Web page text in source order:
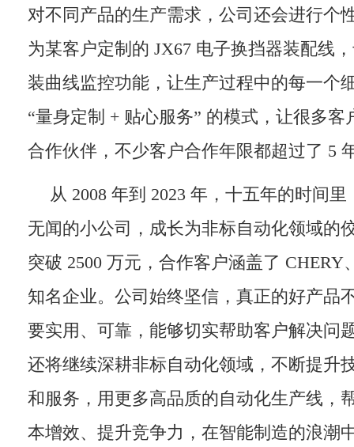
对不同产品的生产需求，公司还会进行个
为某客户定制的 JX67 电子换挡器装配线
装曲线监控功能，让生产过程中的每一个
“量身定制 + 贴心服务” 的模式，让很多客
合作伙伴，不少客户合作年限都超过了 5
从 2008 年到 2023 年，十五年的时间
无闻的小公司，成长为非标自动化领域的
突破 2500 万元，合作客户涵盖了 CHERY
知名企业。公司始终坚信，真正的好产品
要实用、可靠，能够切实帮助客户解决问
还将继续深耕非标自动化领域，不断提升
和服务，用更多高品质的自动化生产线，
本增效、提升竞争力，在智能制造的浪潮